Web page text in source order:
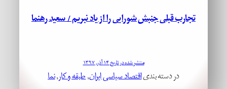
تجارب قبلی جنبش شورایی را از یاد نبریم / سعید رهنما
منتشر شده در تاریخ ۱۴ آذر, ۱۳۹۷
در دسته بندیاقتصاد سیاسی ایران, طبقه و کار, نما